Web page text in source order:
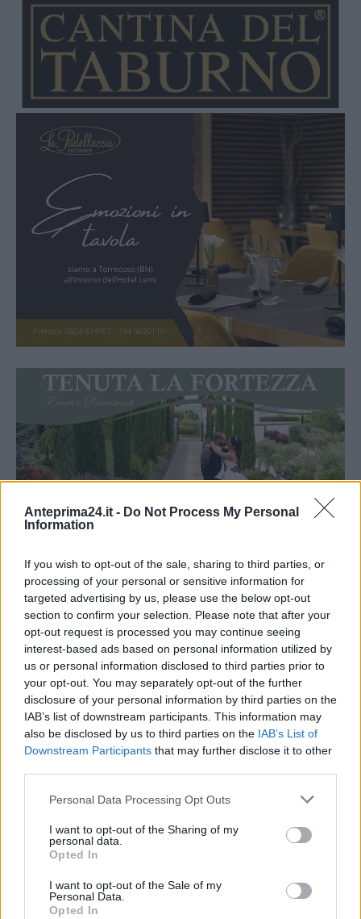
Anteprima24.it - Do Not Process My Personal
Information
If you wish to opt-out of the sale, sharing to third parties, or
processing of your personal or sensitive information for
targeted advertising by us, please use the below opt-out
section to confirm your selection. Please note that after your
opt-out request is processed you may continue seeing
interest-based ads based on personal information utilized by
us or personal information disclosed to third parties prior to
your opt-out. You may separately opt-out of the further
disclosure of your personal information by third parties on the
IAB’s list of downstream participants. This information may
also be disclosed by us to third parties on the IAB’s List of
Downstream Participants that may further disclose it to other
Please note that this website/app uses one or more Google
not limited to your visit or usage behaviour. You may click to
grant or deny consent to Google and its third-party tags to
use your data for below specified purposes in below Google
consent section.
Personal Data Processing Opt Outs
I want to opt-out of the Sharing of my
personal data.
Opted In
I want to opt-out of the Sale of my
Personal Data.
Opted In
ARTICOLI CORRELATI
Stadio Maradona: presentato il